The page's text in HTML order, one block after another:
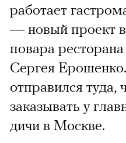
работает
— новый проект
повара
Сергея
отправился туда,
заказывать у
дичи в Москве.